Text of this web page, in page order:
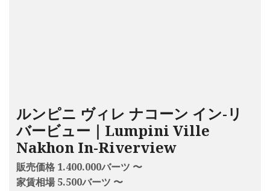
ルンピニ ヴィレ ナコーン イン-リ
バービュー｜Lumpini Ville
Nakhon In-Riverview
販売価格 1.400.000バーツ 〜
家賃相場 5.500バーツ 〜